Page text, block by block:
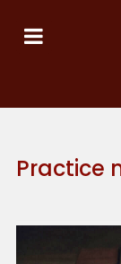
Practice